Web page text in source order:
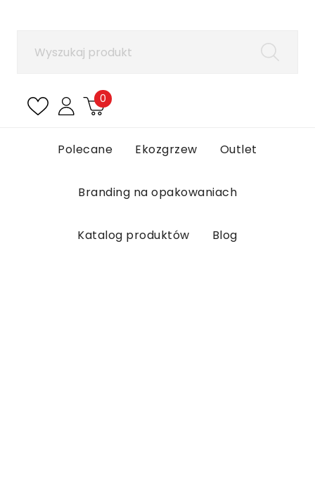
0
Polecane Ekozgrzew Outlet
Branding na opakowaniach
Katalog produktów Blog
Aby zapisać produkty na liście ulubionych, musisz
Anuluj Zaloguj się